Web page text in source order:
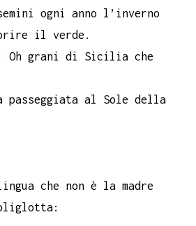
ogni anno l’inverno
il verde.
Oh grani di Sicilia che
al Sole della
che non è la madre